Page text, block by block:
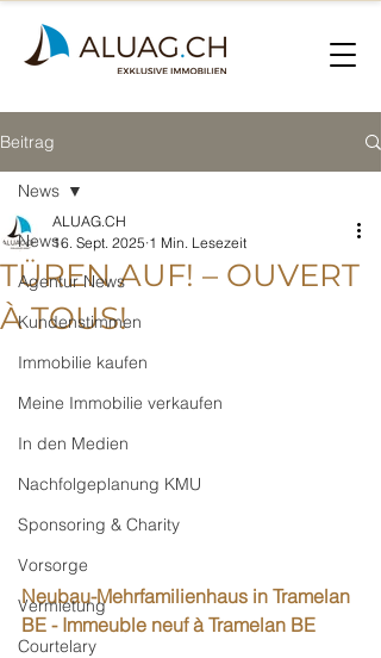
Beitrag
News
Agentur News
Kundenstimmen
Immobilie kaufen
Meine Immobilie verkaufen
In den Medien
Nachfolgeplanung KMU
Sponsoring & Charity
Vorsorge
Vermietung
Courtelary
News
TÜREN AUF! – OUVERT
À TOUS!
ALUAG.CH
16. Sept. 2025 1 Min. Lesezeit
Neubau-Mehrfamilienhaus in Tramelan
BE - Immeuble neuf à Tramelan BE